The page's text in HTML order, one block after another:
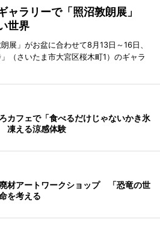
ャラリーで「照沼敦朗展」
世界
展」がお盆に合わせて8月13日～16日、
（さいたま市大宮区桜木町1）のギャラ
カフェで「食べるだけじゃないかき氷
凍える涼感体験
材アートワークショップ 「恐竜の世
を考える